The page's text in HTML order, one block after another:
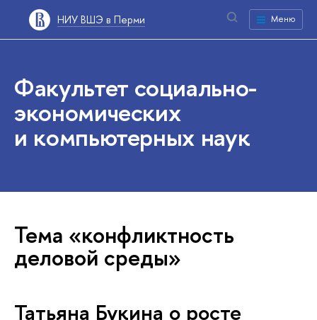
НИУ ВШЭ в Перми Меню
Факультет социально-
экономических
и компьютерных наук
Тема «конфликтность
деловой среды»
Татьяна Букина о росте